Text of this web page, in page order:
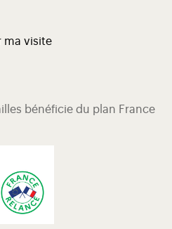
ma visite
bénéficie du plan France